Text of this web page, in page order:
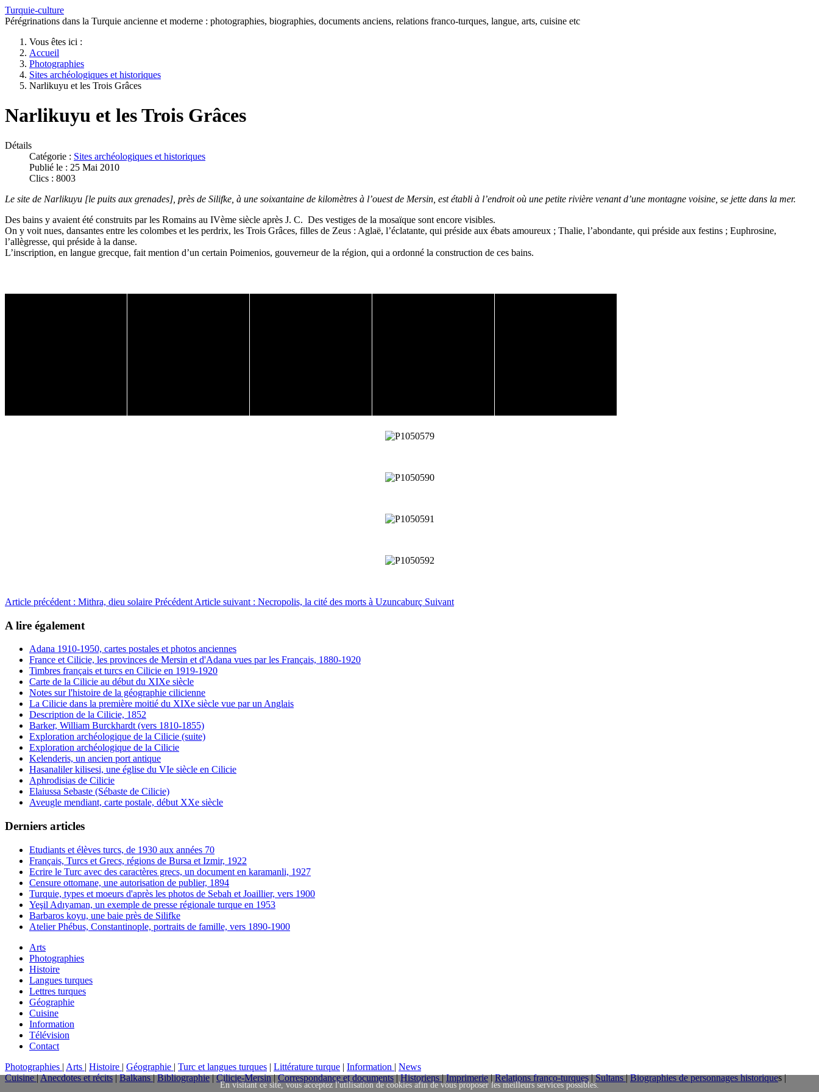
Turquie-culture
Pérégrinations dans la Turquie ancienne et moderne : photographies, biographies, documents anciens, relations franco-turques, langue, arts, cuisine etc
Vous êtes ici :
Accueil
Photographies
Sites archéologiques et historiques
Narlikuyu et les Trois Grâces
Narlikuyu et les Trois Grâces
Détails
Catégorie : Sites archéologiques et historiques
Publié le : 25 Mai 2010
Clics : 8003
Le site de Narlikuyu [le puits aux grenades], près de Silifke, à une soixantaine de kilomètres à l’ouest de Mersin, est établi à l’endroit où une petite rivière venant d’une montagne voisine, se jette dans la mer.
Des bains y avaient été construits par les Romains au IVème siècle après J. C. Des vestiges de la mosaïque sont encore visibles.
On y voit nues, dansantes entre les colombes et les perdrix, les Trois Grâces, filles de Zeus : Aglaë, l’éclatante, qui préside aux ébats amoureux ; Thalie, l’abondante, qui préside aux festins ; Euphrosine,
l’allègresse, qui préside à la danse.
L’inscription, en langue grecque, fait mention d’un certain Poimenios, gouverneur de la région, qui a ordonné la construction de ces bains.
Article précédent : Mithra, dieu solaire Précédent Article suivant : Necropolis, la cité des morts à Uzuncaburç Suivant
A lire également
Adana 1910-1950, cartes postales et photos anciennes
France et Cilicie, les provinces de Mersin et d'Adana vues par les Français, 1880-1920
Timbres français et turcs en Cilicie en 1919-1920
Carte de la Cilicie au début du XIXe siècle
Notes sur l'histoire de la géographie cilicienne
La Cilicie dans la première moitié du XIXe siècle vue par un Anglais
Description de la Cilicie, 1852
Barker, William Burckhardt (vers 1810-1855)
Exploration archéologique de la Cilicie (suite)
Exploration archéologique de la Cilicie
Kelenderis, un ancien port antique
Hasanaliler kilisesi, une église du VIe siècle en Cilicie
Aphrodisias de Cilicie
Elaiussa Sebaste (Sébaste de Cilicie)
Aveugle mendiant, carte postale, début XXe siècle
Derniers articles
Etudiants et élèves turcs, de 1930 aux années 70
Français, Turcs et Grecs, régions de Bursa et Izmir, 1922
Ecrire le Turc avec des caractères grecs, un document en karamanli, 1927
Censure ottomane, une autorisation de publier, 1894
Turquie, types et moeurs d'après les photos de Sebah et Joaillier, vers 1900
Yeşil Adıyaman, un exemple de presse régionale turque en 1953
Barbaros koyu, une baie près de Silifke
Atelier Phébus, Constantinople, portraits de famille, vers 1890-1900
Arts
Photographies
Histoire
Langues turques
Lettres turques
Géographie
Cuisine
Information
Télévision
Contact
Photographies | Arts | Histoire | Géographie | Turc et langues turques | Littérature turque | Information | News
Cuisine|Anecdotes et récits|Balkans|Bibliographie|Cilicie-Mersin|Correspondance et documents|Historiens|Imprimerie|Relations franco-turques|Sultans|Biographies de personnages historiques |
En visitant ce site, vous acceptez l'utilisation de cookies afin de vous proposer les meilleurs services possibles.